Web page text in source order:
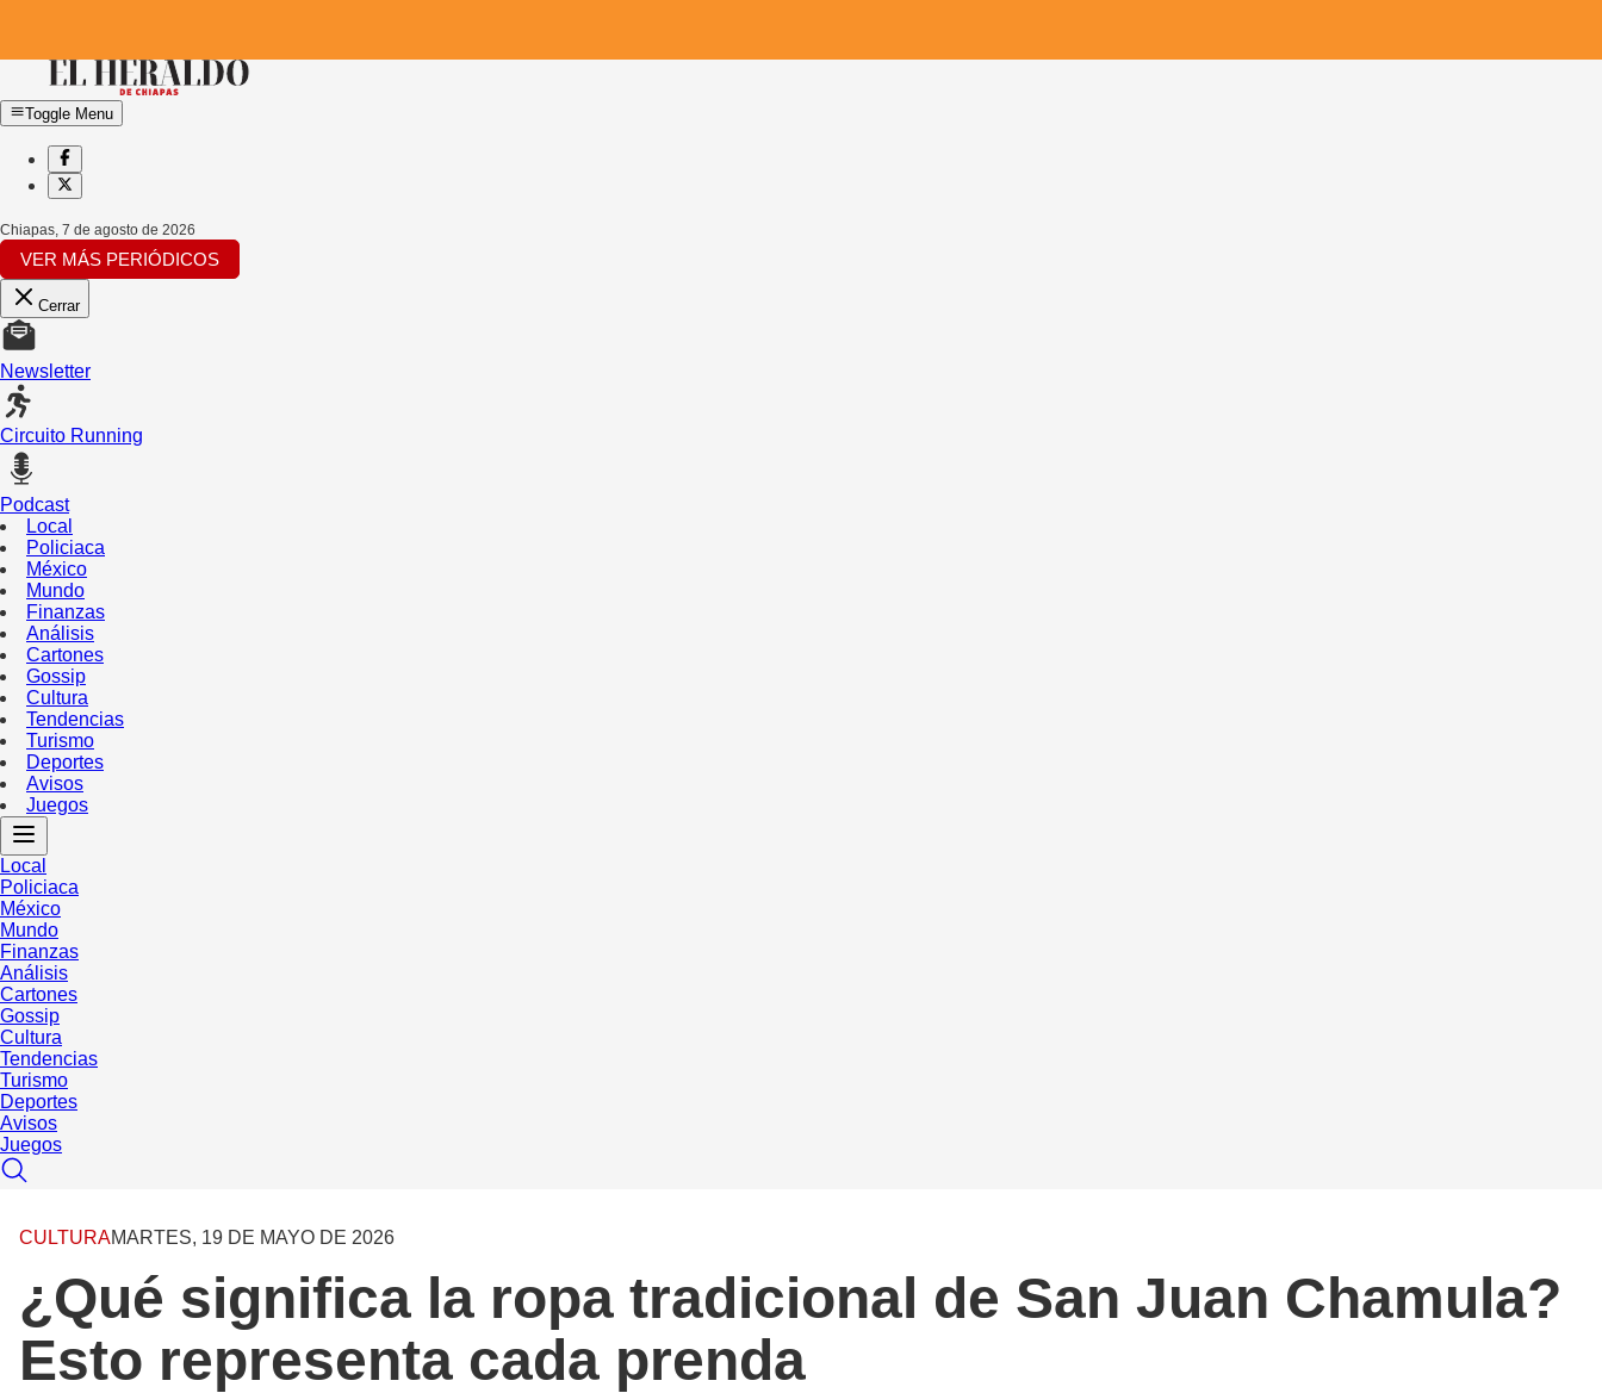
Toggle Menu
Chiapas, 7 de agosto de 2026
VER MÁS PERIÓDICOS
Cerrar
Newsletter
Circuito Running
Podcast
Local
Policiaca
México
Mundo
Finanzas
Análisis
Cartones
Gossip
Cultura
Tendencias
Turismo
Deportes
Avisos
Juegos
Local
Policiaca
México
Mundo
Finanzas
Análisis
Cartones
Gossip
Cultura
Tendencias
Turismo
Deportes
Avisos
Juegos
CULTURAMARTES, 19 DE MAYO DE 2026
¿Qué significa la ropa tradicional de San Juan Chamula?
Esto representa cada prenda